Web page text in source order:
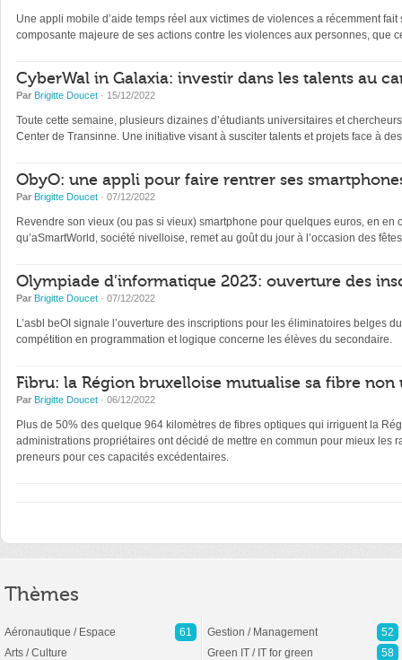
Une appli mobile d’aide temps réel aux victimes de violences a récemment
composante majeure de ses actions contre les violences aux personnes, que
CyberWal in Galaxia: investir dans les talents au
Par Brigitte Doucet · 15/12/2022
Toute cette semaine, plusieurs dizaines d’étudiants universitaires et
Center de Transinne. Une initiative visant à susciter talents et projets face à
ObyO: une appli pour faire rentrer ses
Par Brigitte Doucet · 07/12/2022
Revendre son vieux (ou pas si vieux) smartphone pour quelques euros, en
qu’aSmartWorld, société nivelloise, remet au goût du jour à l’occasion des
Olympiade d’informatique 2023: ouverture des
Par Brigitte Doucet · 07/12/2022
L’asbl beOI signale l’ouverture des inscriptions pour les éliminatoires belges
compétition en programmation et logique concerne les élèves du secondaire.
Fibru: la Région bruxelloise mutualise sa fibre non
Par Brigitte Doucet · 06/12/2022
Plus de 50% des quelque 964 kilomètres de fibres optiques qui irriguent la
administrations propriétaires ont décidé de mettre en commun pour mieux les
preneurs pour ces capacités excédentaires.
Thèmes
Aéronautique / Espace
61
Arts / Culture
Gestion / Management
52
Green IT / IT for green
58